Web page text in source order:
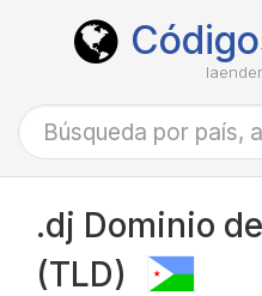
.dj Dominio
(TLD)